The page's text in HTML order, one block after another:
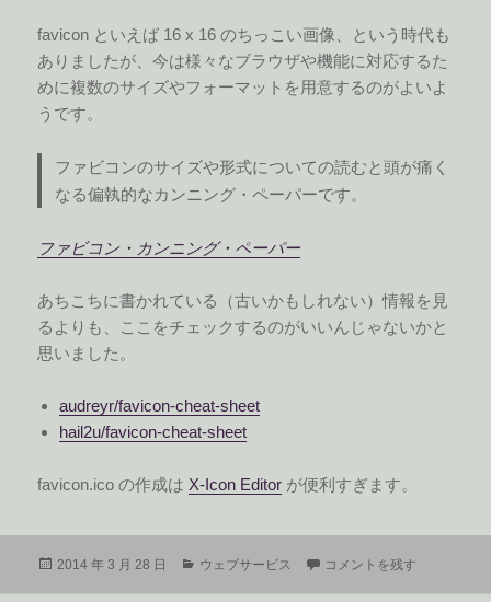
favicon といえば 16 x 16 のちっこい画像、という時代も
ありましたが、今は様々なブラウザや機能に対応するた
めに複数のサイズやフォーマットを用意するのがよいよ
うです。
ファビコンのサイズや形式についての読むと頭が痛く
なる偏執的なカンニング・ペーパーです。
ファビコン・カンニング・ペーパー
あちこちに書かれている（古いかもしれない）情報を見
るよりも、ここをチェックするのがいいんじゃないかと
思いました。
audreyr/favicon-cheat-sheet
hail2u/favicon-cheat-sheet
favicon.ico の作成は X-Icon Editor が便利すぎます。
投
2014 年 3 月 28 日
カ
ウェブサービス favicon についてのまとめ に
コメントを残す